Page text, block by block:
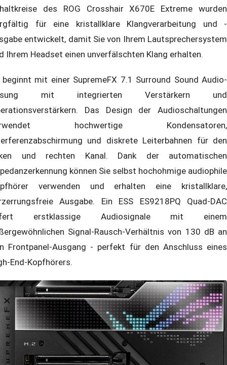
des ROG Crosshair X670E Extreme wurden
für eine kristallklare Klangverarbeitung und -
entwickelt, damit Sie von Ihrem Lautsprechersystem
Ihrem Headset einen unverfälschten Klang erhalten.
beginnt mit einer SupremeFX 7.1 Surround Sound Audio-
mit integrierten Verstärkern und
Das Design der Audioschaltungen
hochwertige Kondensatoren,
und diskrete Leiterbahnen für den
und rechten Kanal. Dank der automatischen
können Sie selbst hochohmige audiophile
verwenden und erhalten eine kristallklare,
Ausgabe. Ein ESS ES9218PQ Quad-DAC
erstklassige Audiosignale mit einem
Signal-Rausch-Verhältnis von 130 dB an
Frontpanel-Ausgang - perfekt für den Anschluss eines
End-Kopfhörers.